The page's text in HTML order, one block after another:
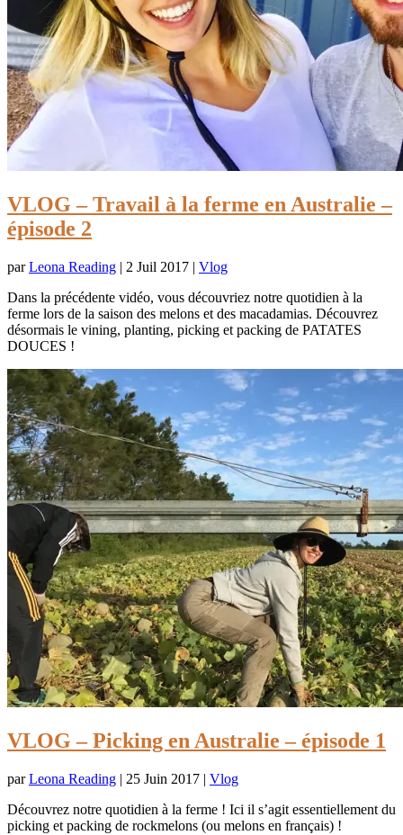
VLOG – Travail à la ferme en Australie –
épisode 2
parLeona Reading | 2 Juil 2017 | Vlog
Dans la précédente vidéo, vous découvriez notre quotidien à la
ferme lors de la saison des melons et des macadamias. Découvrez
désormais le vining, planting, picking et packing de PATATES
DOUCES !
VLOG – Picking en Australie – épisode 1
parLeona Reading | 25 Juin 2017 | Vlog
Découvrez notre quotidien à la ferme ! Ici il s’agit essentiellement du
picking et packing de rockmelons (ou melons en français) !